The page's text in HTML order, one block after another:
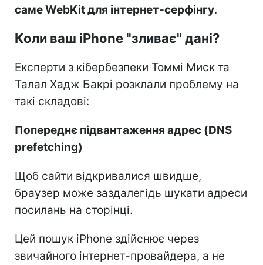
саме WebKit для інтернет-серфінгу.
Коли ваш iPhone "зливає" дані?
Експерти з кібербезпеки Томмі Миск та
Талал Хадж Бакрі розклали проблему на
такі складові:
Попереднє підвантаження адрес (DNS
prefetching)
Щоб сайти відкривалися швидше,
браузер може заздалегідь шукати адреси
посилань на сторінці.
Цей пошук iPhone здійснює через
звичайного інтернет-провайдера, а не